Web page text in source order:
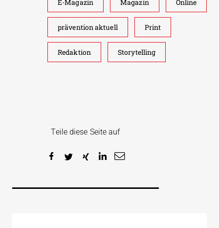
E-Magazin Magazin Online
prävention aktuell Print
Redaktion Storytelling
Teile diese Seite auf